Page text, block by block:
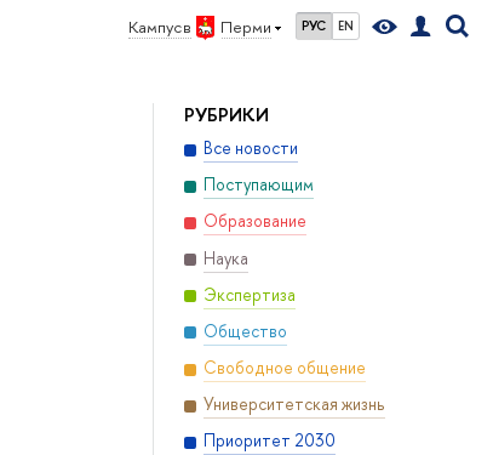
Кампус в Перми РУС EN
РУБРИКИ
Все новости
Поступающим
Образование
Наука
Экспертиза
Общество
Свободное общение
Университетская жизнь
Приоритет 2030